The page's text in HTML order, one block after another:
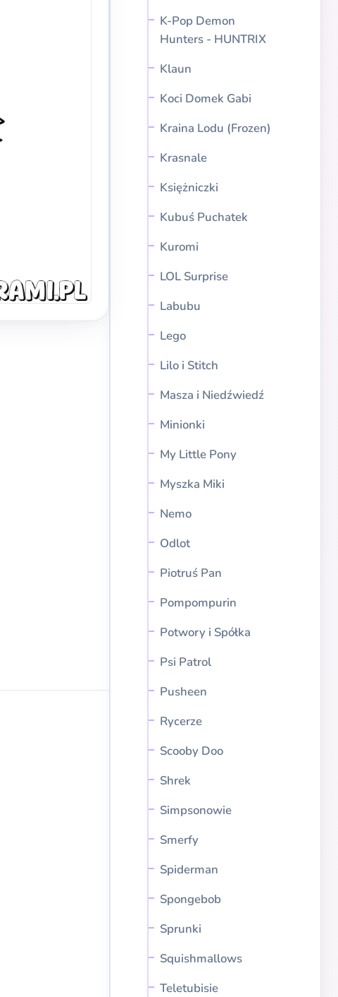
K-Pop Demon
Hunters - HUNTRIX
Klaun
Koci Domek Gabi
Kraina Lodu (Frozen)
Krasnale
Księżniczki
Kubuś Puchatek
Kuromi
LOL Surprise
Labubu
Lego
Lilo i Stitch
Masza i Niedźwiedź
Minionki
My Little Pony
Myszka Miki
Nemo
Odlot
Piotruś Pan
Pompompurin
Potwory i Spółka
Psi Patrol
Pusheen
Rycerze
Scooby Doo
Shrek
Simpsonowie
Smerfy
Spiderman
Spongebob
Sprunki
Squishmallows
Teletubisie